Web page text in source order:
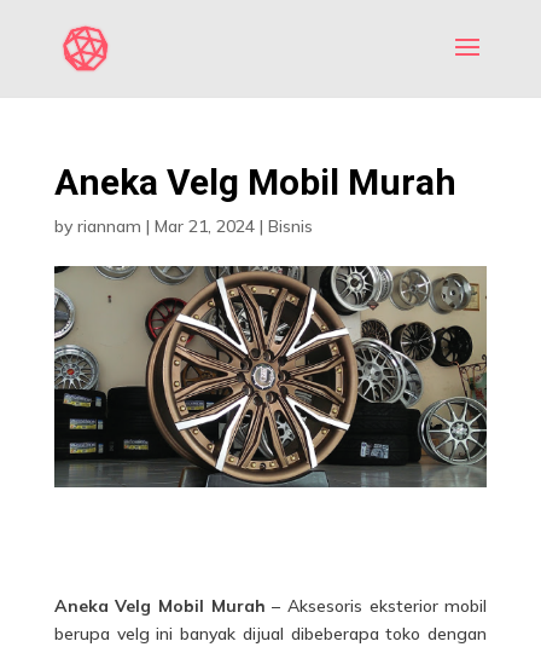
Aneka Velg Mobil Murah
by riannam | Mar 21, 2024| Bisnis
Aneka Velg Mobil Murah – Aksesoris eksterior mobil
berupa velg ini banyak dijual dibeberapa toko dengan